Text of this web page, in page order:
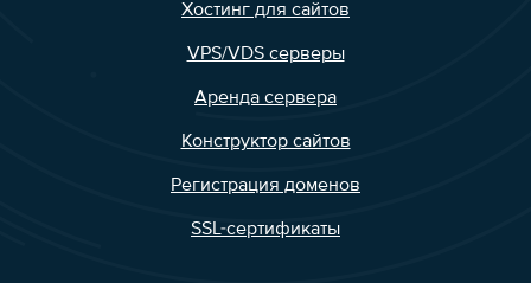
Хостинг для сайтов
VPS/VDS серверы
Аренда сервера
Конструктор сайтов
Регистрация доменов
SSL-сертификаты